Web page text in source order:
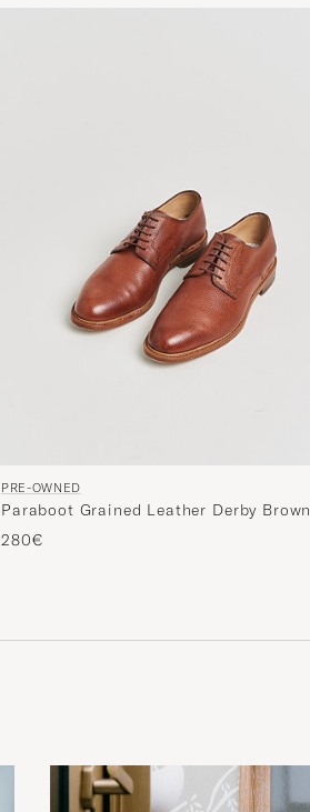
PRE-OWNED
Paraboot Grained Leather Derby Brown
UK7,5 - EU41,5
280€